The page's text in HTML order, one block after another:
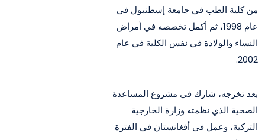
من كلية الطب في جامعة إسطنبول في
عام 1998، ثم أكمل تخصصه في أمراض
النساء والولادة في نفس الكلية في عام
2002.
بعد تخرجه، شارك في مشروع المساعدة
الصحية الذي نظمته وزارة الخارجية
التركية، وعمل في أفغانستان في الفترة